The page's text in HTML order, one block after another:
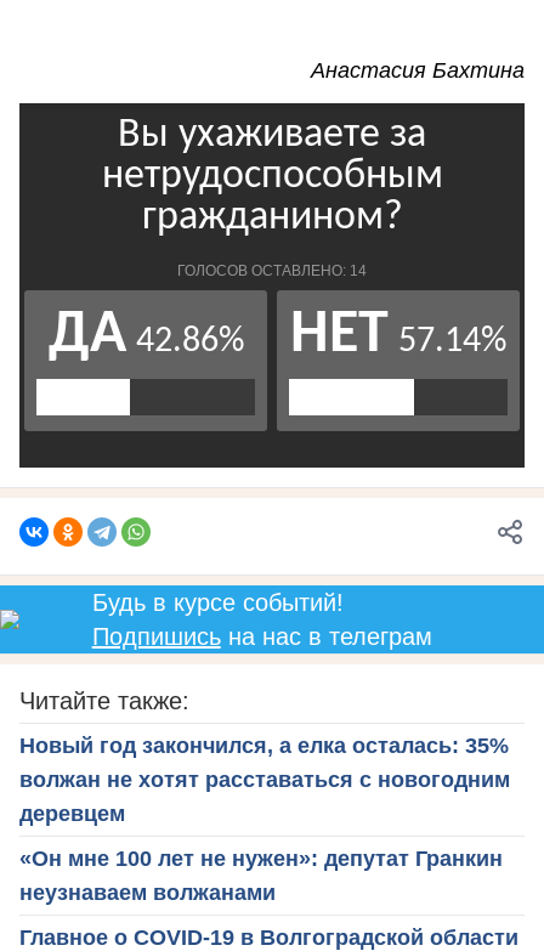
Анастасия Бахтина
Будь в курсе событий!
Подпишисьна нас в телеграм
Читайте также:
Новый год закончился, а елка осталась: 35%
волжан не хотят расставаться с новогодним
деревцем
«Он мне 100 лет не нужен»: депутат Гранкин
неузнаваем волжанами
Главное о COVID-19 в Волгоградской области